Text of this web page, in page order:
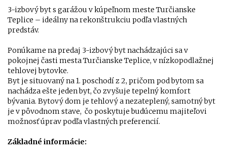
3-izbový byt s garážou v kúpeľnom meste Turčianske
Teplice – ideálny na rekonštrukciu podľa vlastných
predstáv.
Ponúkame na predaj 3-izbový byt nachádzajúci sa v
pokojnej časti mesta Turčianske Teplice, v nízkopodlažnej
tehlovej bytovke.
Byt je situovaný na 1. poschodí z 2, pričom pod bytom sa
nachádza ešte jeden byt, čo zvyšuje tepelný komfort
bývania. Bytový dom je tehlový a nezateplený, samotný byt
je v pôvodnom stave, čo poskytuje budúcemu majiteľovi
možnosť úprav podľa vlastných preferencií.
Základné informácie: